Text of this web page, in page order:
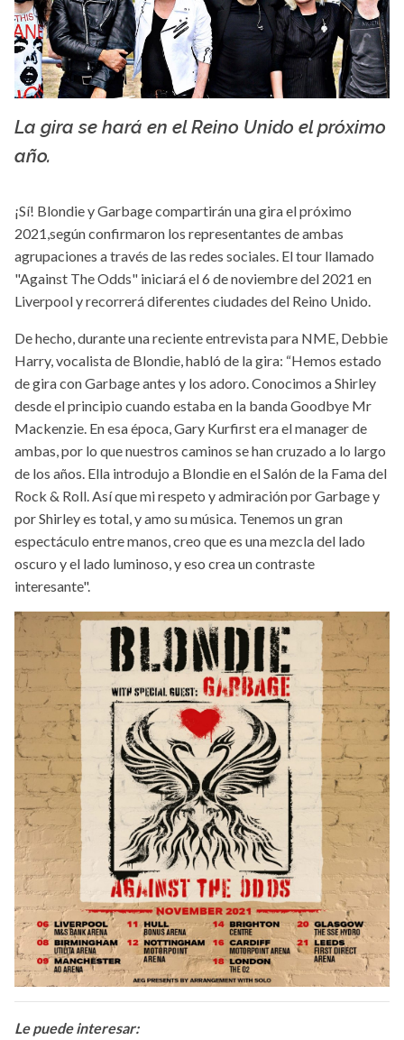
La gira se hará en el Reino Unido el próximo
año.
¡Sí! Blondie y Garbage compartirán una gira el próximo
2021,según confirmaron los representantes de ambas
agrupaciones a través de las redes sociales. El tour llamado
"Against The Odds" iniciará el 6 de noviembre del 2021 en
Liverpool y recorrerá diferentes ciudades del Reino Unido.
De hecho, durante una reciente entrevista para NME, Debbie
Harry, vocalista de Blondie, habló de la gira: “Hemos estado
de gira con Garbage antes y los adoro. Conocimos a Shirley
desde el principio cuando estaba en la banda Goodbye Mr
Mackenzie. En esa época, Gary Kurfirst era el manager de
ambas, por lo que nuestros caminos se han cruzado a lo largo
de los años. Ella introdujo a Blondie en el Salón de la Fama del
Rock & Roll. Así que mi respeto y admiración por Garbage y
por Shirley es total, y amo su música. Tenemos un gran
espectáculo entre manos, creo que es una mezcla del lado
oscuro y el lado luminoso, y eso crea un contraste
interesante".
Le puede interesar: